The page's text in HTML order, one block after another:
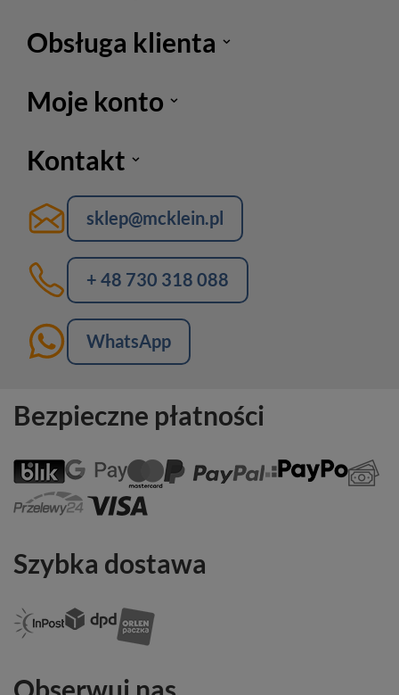
Obsługa klienta
Moje konto
Kontakt
sklep@mcklein.pl
+ 48 730 318 088
WhatsApp
Bezpieczne płatności
Szybka dostawa
Obserwuj nas